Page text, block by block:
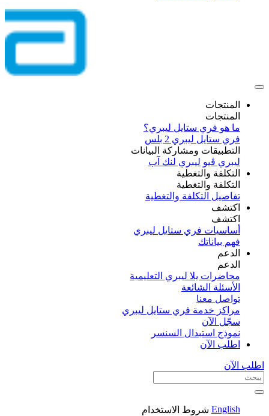
المنتجات
المنتجات
ما هو فري ستايل ليبري؟
فري ستايل ليبري 2 بلس​
التطبيقات ومشاركة البيانات
ليبري ڤيو ليبري لنك آب
التكلفة والتغطية
التكلفة والتغطية
تفاصيل التكلفة والتغطية
اكتشف​
اكتشف​
أساسيات فري ستايل ليبري
فهم بياناتك
الدعم
الدعم
محاضرات يلا ليبري التعليمية
الأسئلة الشائعة
تواصل معنا
مراكز خدمة فري ستايل ليبري
سجّل الآن​
نموذج استبدال السنسر
اطلب الآن
اطلب الآن
English شروط الاستخدام